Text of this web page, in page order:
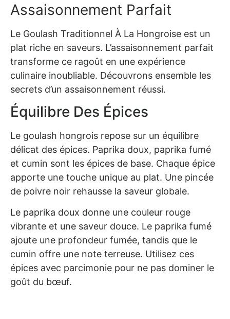
Assaisonnement Parfait
Le Goulash Traditionnel À La Hongroise est un
plat riche en saveurs. L’assaisonnement parfait
transforme ce ragoût en une expérience
culinaire inoubliable. Découvrons ensemble les
secrets d’un assaisonnement réussi.
Équilibre Des Épices
Le goulash hongrois repose sur un équilibre
délicat des épices. Paprika doux, paprika fumé
et cumin sont les épices de base. Chaque épice
apporte une touche unique au plat. Une pincée
de poivre noir rehausse la saveur globale.
Le paprika doux donne une couleur rouge
vibrante et une saveur douce. Le paprika fumé
ajoute une profondeur fumée, tandis que le
cumin offre une note terreuse. Utilisez ces
épices avec parcimonie pour ne pas dominer le
goût du bœuf.